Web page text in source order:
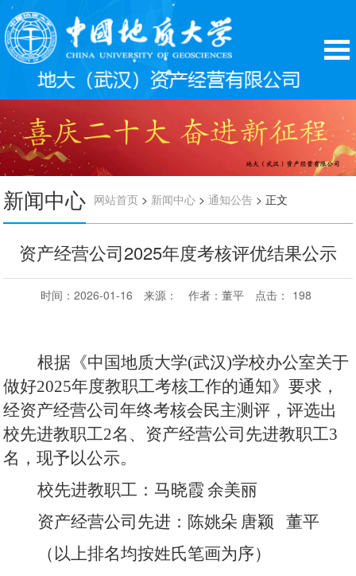
新闻中心 网站首页 > 新闻中心 >通知公告 > 正文
资产经营公司2025年度考核评优结果公示
时间：2026-01-16 来源： 作者：董平 点击： 198
根据《中国地质大学(武汉)学校办公室关于
做好2025年度教职工考核工作的通知》要求，
经资产经营公司年终考核会民主测评，评选出
校先进教职工2名、资产经营公司先进教职工3
名，现予以公示。
校先进教职工： 马晓霞 余美丽
资产经营公司先进： 陈姚朵 唐颖
董平
（以上排名均按姓氏笔画为序）